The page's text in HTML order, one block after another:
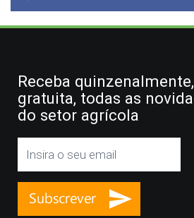
Receba
gratuita, todas as
do setor agrícola